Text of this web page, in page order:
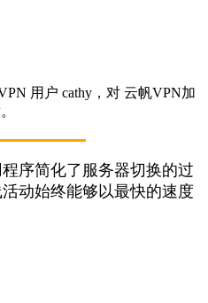
序简化了服务器切换的过
动始终能够以最快的速度